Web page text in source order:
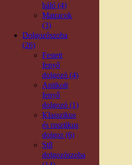
háló (4)
Matracok
(3)
Dolgozószoba
(26)
Festett
fenyő
dolgozó (4)
Antikolt
fenyő
dolgozó (1)
Klasszikus
és rusztikus
dolgoz (6)
Stíl
dolgozószoba